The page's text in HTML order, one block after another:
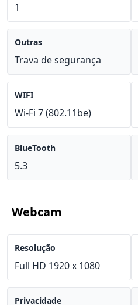
1
Outras
Trava de segurança
WIFI
Wi-Fi 7 (802.11be)
BlueTooth
5.3
Webcam
Resolução
Full HD 1920 x 1080
Privacidade